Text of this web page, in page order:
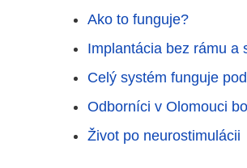
Ako to funguje?
Implantácia bez rámu a
Celý systém funguje
Odborníci v Olomouci
Život po neurostimulácii